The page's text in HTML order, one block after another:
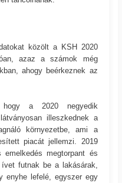
közölt a KSH 2020
azaz a számok még
ahogy beérkeznek az
a 2020 negyedik
illeszkednek a
környezetbe, ami a
piacát jellemzi. 2019
megtorpant és
futnak be a lakásárak,
enyhe lefelé, egyszer egy